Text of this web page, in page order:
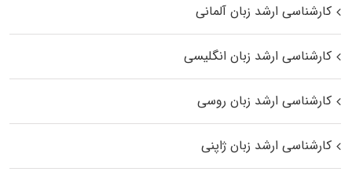
کارشناسی ارشد زبان آلمانی
کارشناسی ارشد زبان انگلیسی
کارشناسی ارشد زبان روسی
کارشناسی ارشد زبان ژاپنی